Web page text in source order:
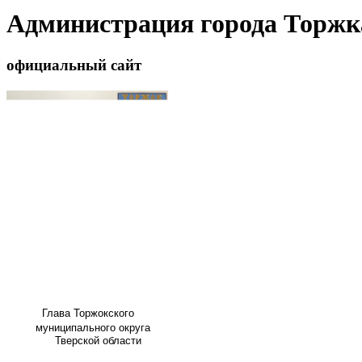
Администрация города
официальный сайт
Глава Торжокского
муниципального округа
Тверской области